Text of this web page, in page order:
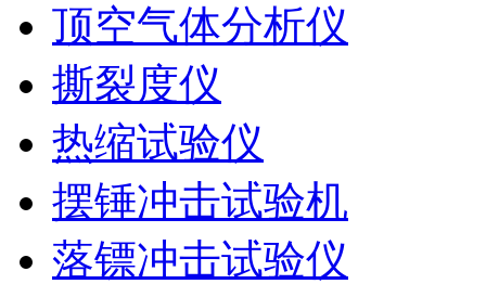
顶空气体分析仪
撕裂度仪
热缩试验仪
摆锤冲击试验机
落镖冲击试验仪